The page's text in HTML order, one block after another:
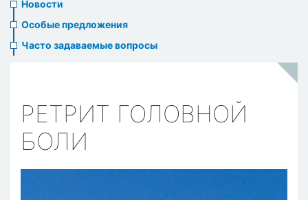
menu
Новости
Особые предложения
Часто задаваемые вопросы
РЕТРИТ ГОЛОВНОЙ
БОЛИ